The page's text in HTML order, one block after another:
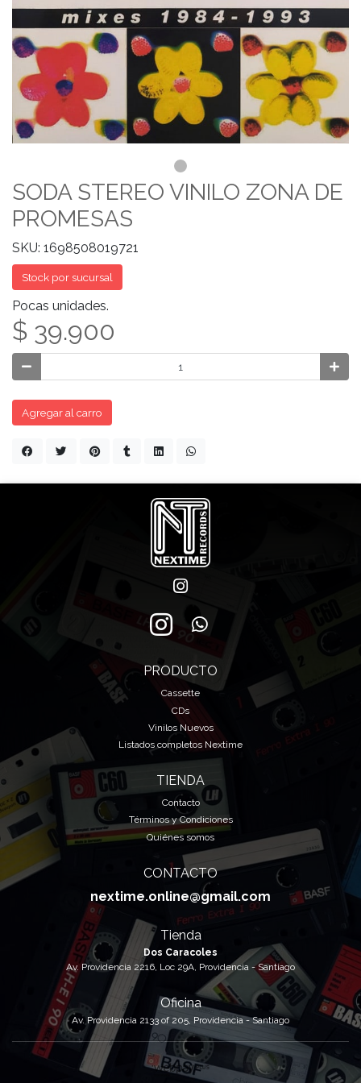
SODA STEREO VINILO ZONA DE
PROMESAS
SKU: 1698508019721
Stock por sucursal
Pocas unidades.
$ 39.900
Agregar al carro
PRODUCTO
Cassette
CDs
Vinilos Nuevos
Listados completos Nextime
TIENDA
Contacto
Términos y Condiciones
Quiénes somos
CONTACTO
nextime.online@gmail.com
Tienda
Dos Caracoles
Av. Providencia 2216, Loc 29A, Providencia - Santiago
Oficina
Av. Providencia 2133 of 205, Providencia - Santiago